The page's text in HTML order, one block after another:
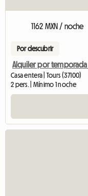
1162 MXN / noche
Por descubrir
Casa entera | Tours (37100)
2 pers. | Mínimo 1 noche